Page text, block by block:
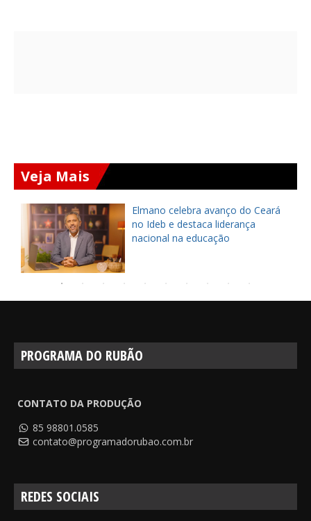
Veja Mais
Elmano celebra avanço do Ceará
no Ideb e destaca liderança
nacional na educação
PROGRAMA DO RUBÃO
CONTATO DA PRODUÇÃO
85 98801.0585
contato@programadorubao.com.br
REDES SOCIAIS